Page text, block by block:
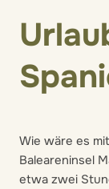
Wie wäre es
Baleareninsel
etwa zwei